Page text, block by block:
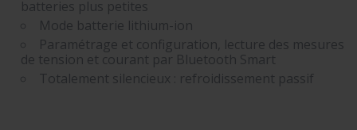
batteries plus petites
Mode batterie lithium-ion
Paramétrage et configuration, lecture des mesures
de tension et courant par Bluetooth Smart
Totalement silencieux : refroidissement passif